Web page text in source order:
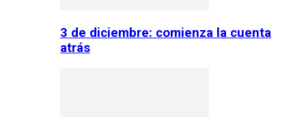
3 de diciembre: comienza la cuenta
atrás